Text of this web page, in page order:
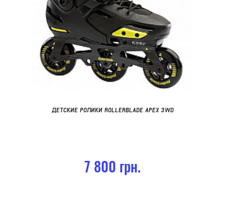
ДЕТСКИЕ РОЛИКИ ROLLERBLADE APEX 3WD
7 800 грн.